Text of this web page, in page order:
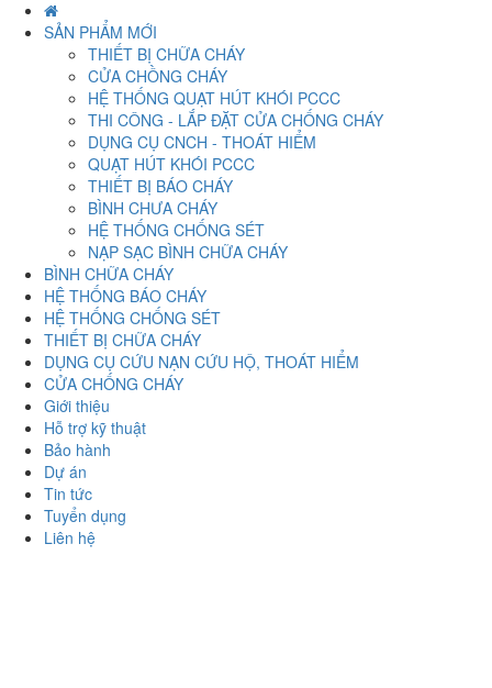
SẢN PHẨM MỚI
THIẾT BỊ CHỮA CHÁY
CỬA CHỒNG CHÁY
HỆ THỐNG QUẠT HÚT KHÓI PCCC
THI CÔNG - LẮP ĐẶT CỬA CHỐNG CHÁY
DỤNG CỤ CNCH - THOÁT HIỂM
QUẠT HÚT KHÓI PCCC
THIẾT BỊ BÁO CHÁY
BÌNH CHƯA CHÁY
HỆ THỐNG CHỐNG SÉT
NẠP SẠC BÌNH CHỮA CHÁY
BÌNH CHỮA CHÁY
HỆ THỐNG BÁO CHÁY
HỆ THỐNG CHỐNG SÉT
THIẾT BỊ CHỮA CHÁY
DỤNG CỤ CỨU NẠN CỨU HỘ, THOÁT HIỂM
CỬA CHỐNG CHÁY
Giới thiệu
Hỗ trợ kỹ thuật
Bảo hành
Dự án
Tin tức
Tuyển dụng
Liên hệ